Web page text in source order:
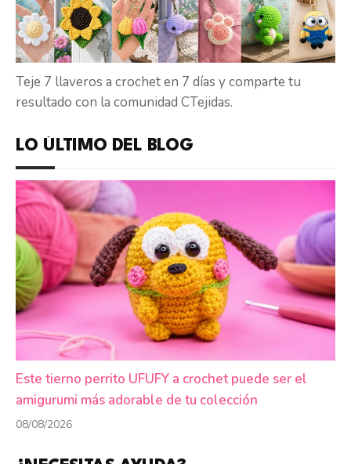
Teje 7 llaveros a crochet en 7 días y comparte tu
resultado con la comunidad CTejidas.
LO ÚLTIMO DEL BLOG
Este tierno perrito UFUFY a crochet puede ser el
amigurumi más adorable de tu colección
08/08/2026